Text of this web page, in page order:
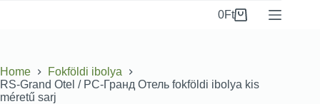
0Ft
Home
Fokföldi ibolya
RS-Grand Otel / РС-Гранд Отель fokföldi ibolya kis
méretű sarj